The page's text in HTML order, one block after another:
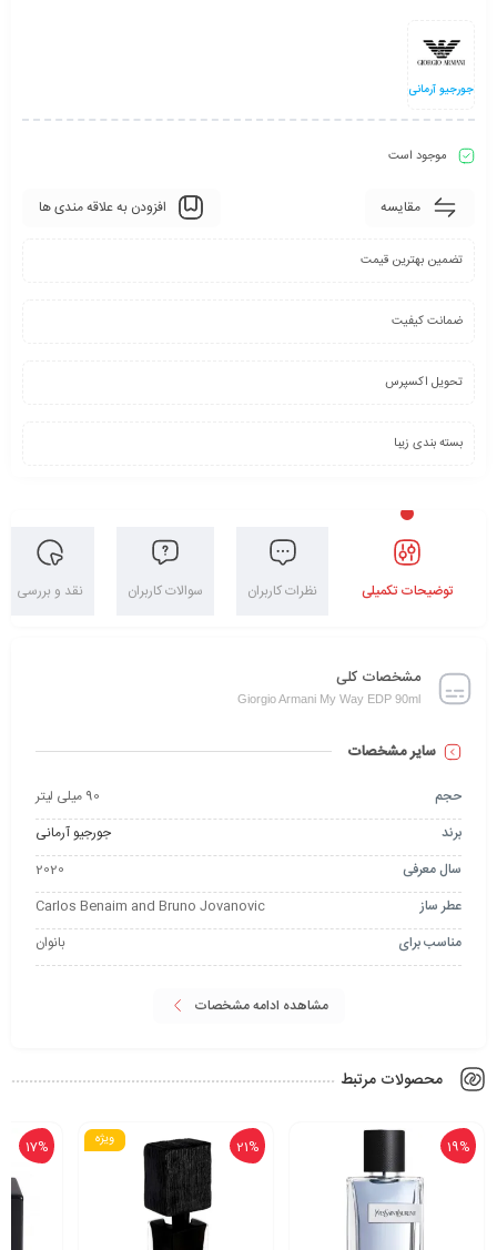
جورجیو آرمانی
موجود است
مقایسه افزودن به علاقه مندی ها
تضمین بهترین قیمت
ضمانت کیفیت
تحویل اکسپرس
بسته بندی زیبا
توضیحات تکمیلی نظرات کاربران سوالات کاربران نقد و بررسی
مشخصات کلی
Giorgio Armani My Way EDP 90ml
سایر مشخصات
حجم
90 میلی لیتر
برند
جورجیو آرمانی
سال معرفی
2020
عطر ساز
Carlos Benaim and Bruno Jovanovic
مناسب برای
بانوان
مشاهده ادامه مشخصات
محصولات مرتبط
19% ویژه 21%
17%